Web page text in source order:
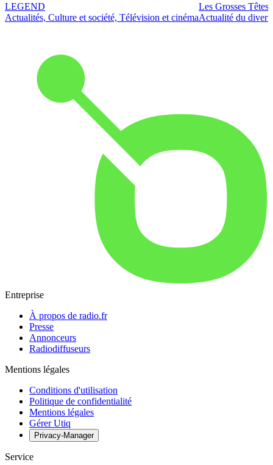
LEGEND
Actualités, Culture et société, Télévision et cinéma
Les Grosses Têtes
Actualité du
Entreprise
À propos de radio.fr
Presse
Annonceurs
Radiodiffuseurs
Mentions légales
Conditions d'utilisation
Politique de confidentialité
Mentions légales
Gérer Utiq
Privacy-Manager
Service